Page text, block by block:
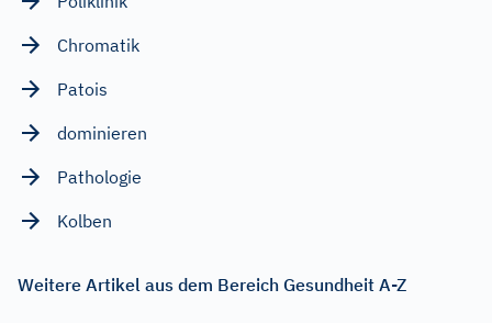
Chromatik
Patois
dominieren
Pathologie
Kolben
Weitere Artikel aus dem Bereich Gesundheit A-Z